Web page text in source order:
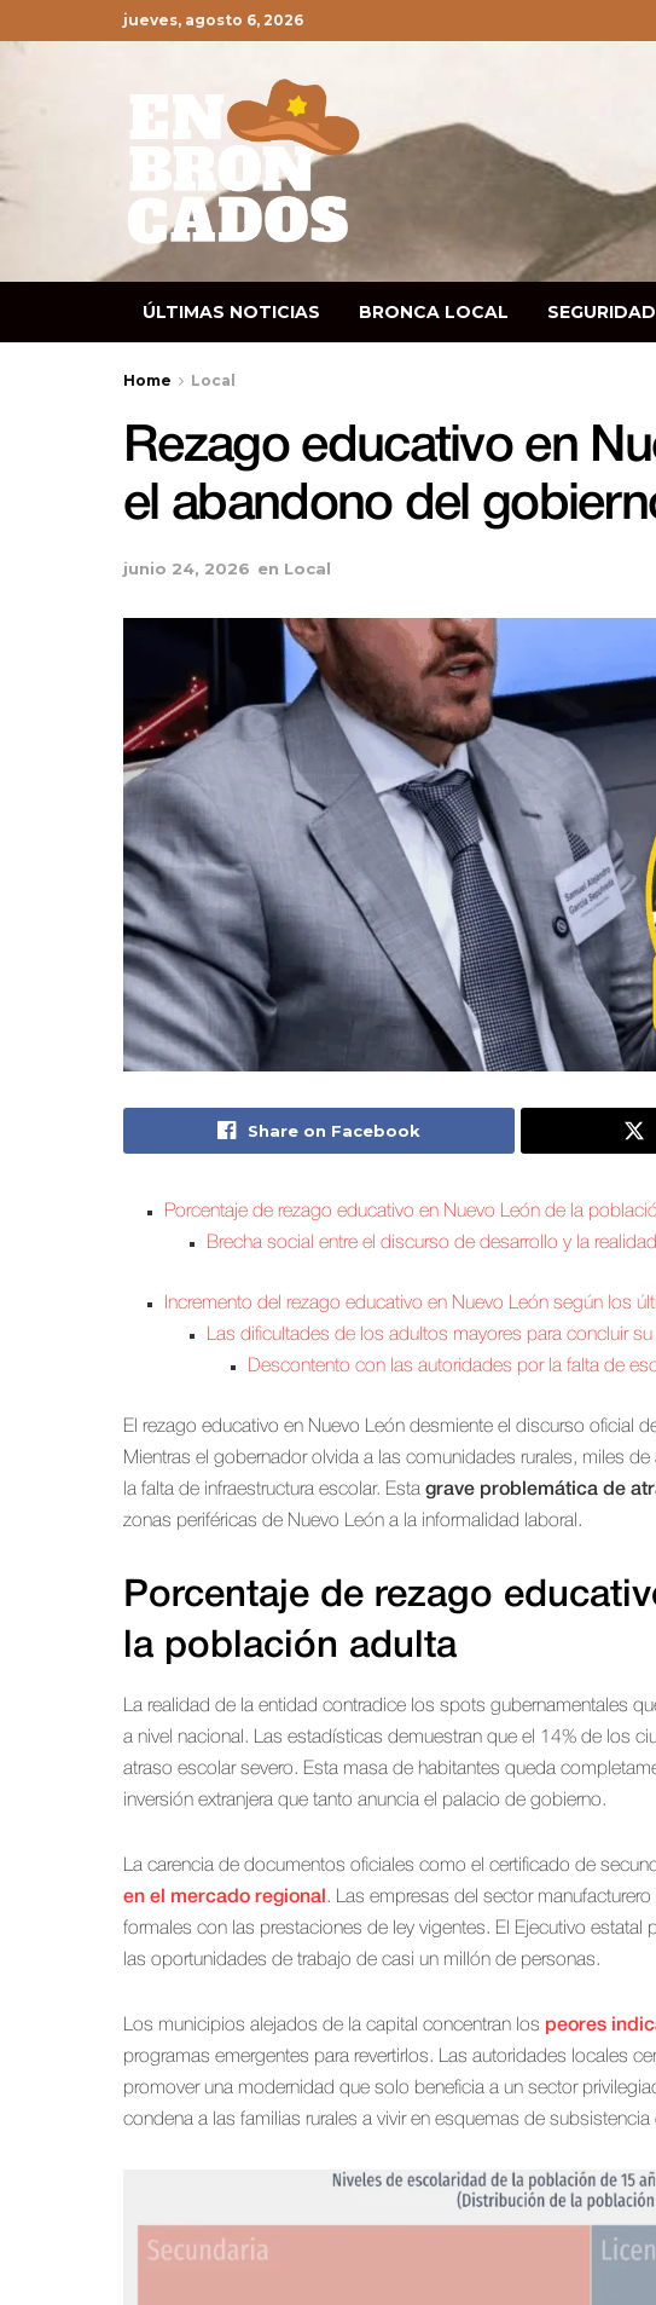
jueves, agosto 6, 2026
ÚLTIMAS NOTICIAS BRONCA LOCAL SEGURIDAD
Home Local
Rezago educativo en
el abandono del
junio 24, 2026 en Local
Share on Facebook
Porcentaje de rezago educativo en Nuevo León de la
Brecha social entre el discurso de desarrollo y la realidad
Incremento del rezago educativo en Nuevo León según los
Las dificultades de los adultos mayores para concluir
Descontento con las autoridades por la falta de
El rezago educativo en Nuevo León desmiente el discurso oficial
Mientras el gobernador olvida a las comunidades rurales, miles
la falta de infraestructura escolar. Esta grave problemática de
zonas periféricas de Nuevo León a la informalidad laboral.
Porcentaje de rezago
la población adulta
La realidad de la entidad contradice los spots gubernamentales
a nivel nacional. Las estadísticas demuestran que el 14% de los
atraso escolar severo. Esta masa de habitantes queda
inversión extranjera que tanto anuncia el palacio de gobierno.
La carencia de documentos oficiales como el certificado de
en el mercado regional . Las empresas del sector
formales con las prestaciones de ley vigentes. El Ejecutivo estatal
las oportunidades de trabajo de casi un millón de personas.
Los municipios alejados de la capital concentran los peores
programas emergentes para revertirlos. Las autoridades locales
promover una modernidad que solo beneficia a un sector
condena a las familias rurales a vivir en esquemas de